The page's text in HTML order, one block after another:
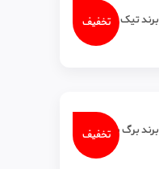
تخفیفبرند تیک‌ تاک
تخفیفبرند برگ سبز